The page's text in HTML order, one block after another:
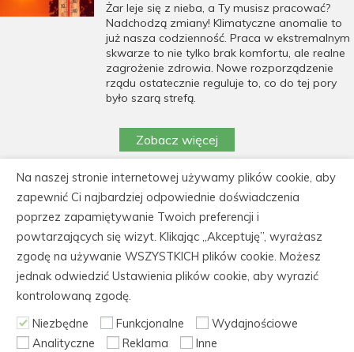
Żar leje się z nieba, a Ty musisz pracować?
Nadchodzą zmiany! Klimatyczne anomalie to
już nasza codzienność. Praca w ekstremalnym
skwarze to nie tylko brak komfortu, ale realne
zagrożenie zdrowia. Nowe rozporządzenie
rządu ostatecznie reguluje to, co do tej pory
było szarą strefą.
Zobacz więcej
https://cedeka.pl/wp-
content/uploads/polityka_prywatnosci_cedeka.pdf
CEDEKA Centrum Doskonalenia Kadr, 86-105
Świecie, ul. Kiepury 30
tel.: 52 562 60 61, fax: 52 522 21 31, NIP: 559-
Na naszej stronie internetowej używamy plików cookie, aby
zapewnić Ci najbardziej odpowiednie doświadczenia
poprzez zapamiętywanie Twoich preferencji i
powtarzających się wizyt. Klikając „Akceptuję”, wyrażasz
zgodę na używanie WSZYSTKICH plików cookie. Możesz
jednak odwiedzić Ustawienia plików cookie, aby wyrazić
kontrolowaną zgodę.
Niezbędne
Funkcjonalne
Wydajnościowe
Analityczne
Reklama Inne